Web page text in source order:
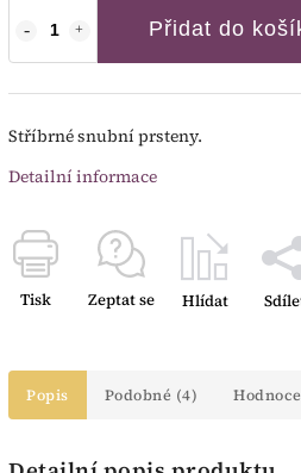
Přidat do
Stříbrné snubní prsteny.
Detailní informace
Tisk Zeptat se Hlídat
Popis Podobné (4)